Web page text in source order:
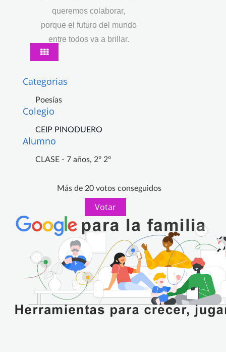
queremos colaborar,
porque el futuro del mundo
entre todos va a brillar.
Categorias
Poesías
Colegio
CEIP PINODUERO
Alumno
CLASE - 7 años, 2º 2º
Más de 20 votos conseguidos
Votar